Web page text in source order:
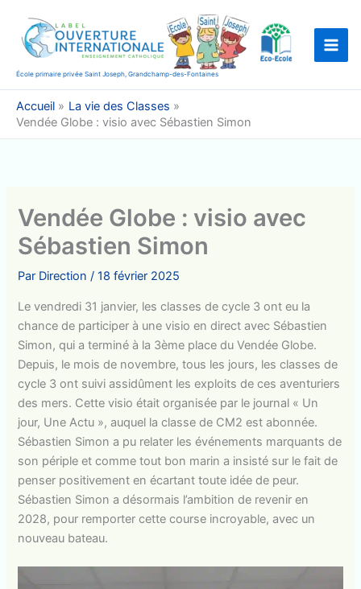
contenu
École primaire privée Saint Joseph, Grandchamp-des-Fontaines
Accueil
La vie des Classes
Vendée Globe : visio avec Sébastien Simon
Vendée Globe : visio avec
Sébastien Simon
Par Direction/18 février 2025
Le vendredi 31 janvier, les classes de cycle 3 ont eu la
chance de participer à une visio en direct avec Sébastien
Simon, qui a terminé à la 3ème place du Vendée Globe.
Depuis, le mois de novembre, tous les jours, les classes de
cycle 3 ont suivi assidûment les exploits de ces aventuriers
des mers. Cette visio était organisée par le journal « Un
jour, Une Actu », auquel la classe de CM2 est abonnée.
Sébastien Simon a pu relater les événements marquants de
son périple et comme tout bon marin a insisté sur le fait de
penser positivement en écartant toute idée de peur.
Sébastien Simon a désormais l’ambition de revenir en
2028, pour remporter cette course incroyable, avec un
nouveau bateau.